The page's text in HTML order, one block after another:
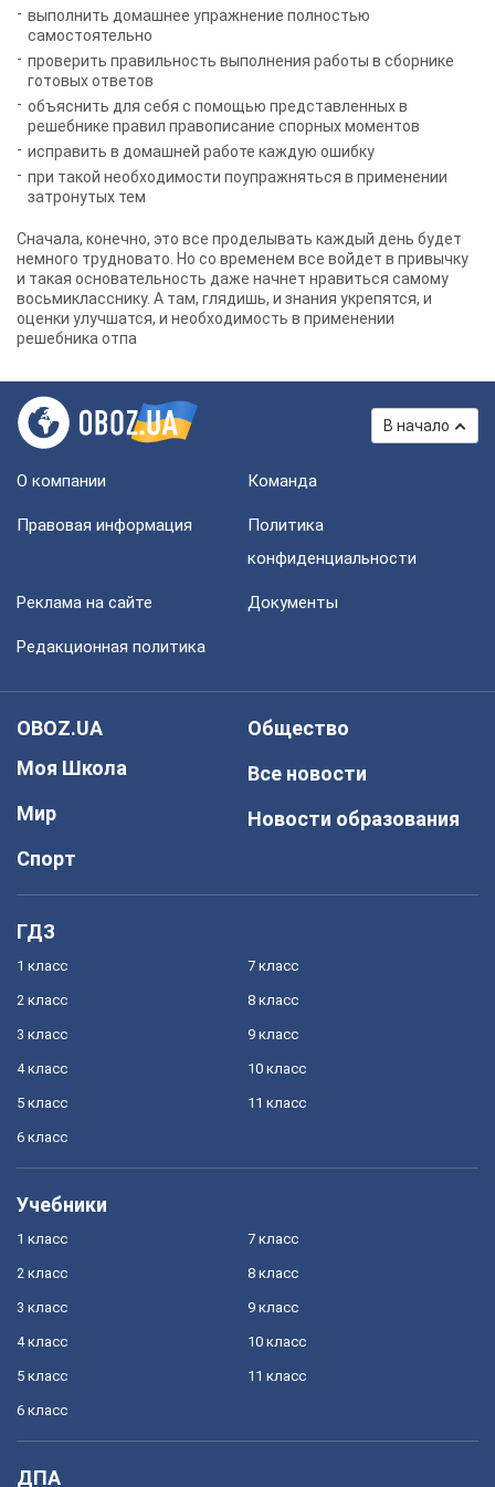
выполнить домашнее упражнение полностью
самостоятельно
проверить правильность выполнения работы в сборнике
готовых ответов
объяснить для себя с помощью представленных в
решебнике правил правописание спорных моментов
исправить в домашней работе каждую ошибку
при такой необходимости поупражняться в применении
затронутых тем
Сначала, конечно, это все проделывать каждый день будет
немного трудновато. Но со временем все войдет в привычку
и такая основательность даже начнет нравиться самому
восьмикласснику. А там, глядишь, и знания укрепятся, и
оценки улучшатся, и необходимость в применении
решебника отпа
В начало
О компании Команда
Правовая информация
Политика
конфиденциальности
Реклама на сайте Документы
Редакционная политика
OBOZ.UA
Моя Школа
Мир
Спорт
Общество
Все новости
Новости образования
ГДЗ
1 класс
2 класс
3 класс
4 класс
5 класс
6 класс
7 класс
8 класс
9 класс
10 класс
11 класс
Учебники
1 класс
2 класс
3 класс
4 класс
5 класс
6 класс
7 класс
8 класс
9 класс
10 класс
11 класс
ДПА